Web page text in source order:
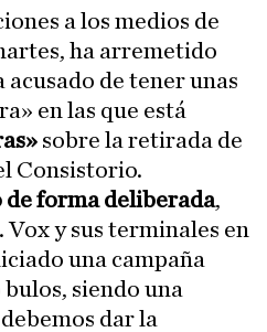
a los medios de
ha arremetido
acusado de tener unas
en las que está
sobre la retirada de
Consistorio.
forma deliberada,
y sus terminales en
una campaña
siendo una
dar la